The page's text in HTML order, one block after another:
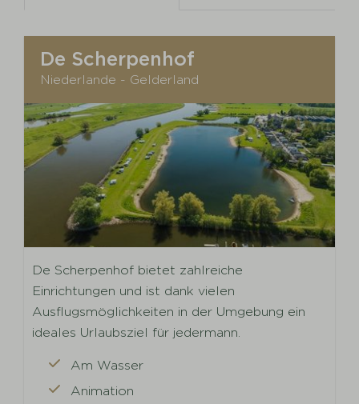
De Scherpenhof
Niederlande - Gelderland
De Scherpenhof bietet zahlreiche
Einrichtungen und ist dank vielen
Ausflugsmöglichkeiten in der Umgebung ein
ideales Urlaubsziel für jedermann.
Am Wasser
Animation